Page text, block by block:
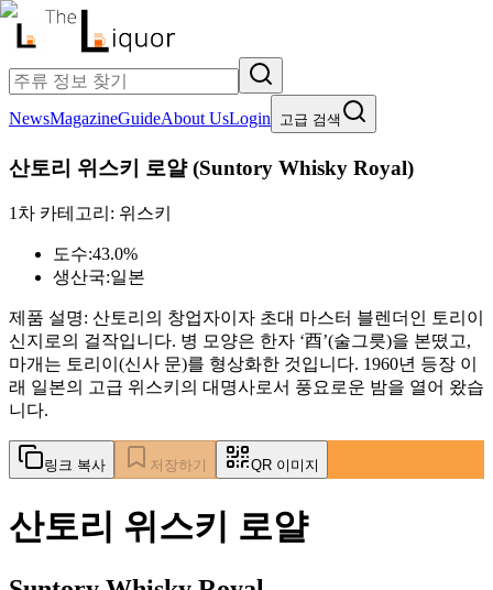
NewsMagazineGuideAbout UsLogin 고급 검색
산토리 위스키 로얄(Suntory Whisky Royal)
1차 카테고리: 위스키
도수:43.0%
생산국:일본
제품 설명: 산토리의 창업자이자 초대 마스터 블렌더인 토리이
신지로의 걸작입니다. 병 모양은 한자 ‘酉’(술그릇)을 본떴고,
마개는 토리이(신사 문)를 형상화한 것입니다. 1960년 등장 이
래 일본의 고급 위스키의 대명사로서 풍요로운 밤을 열어 왔습
니다.
링크 복사 저장하기 QR 이미지
산토리 위스키 로얄